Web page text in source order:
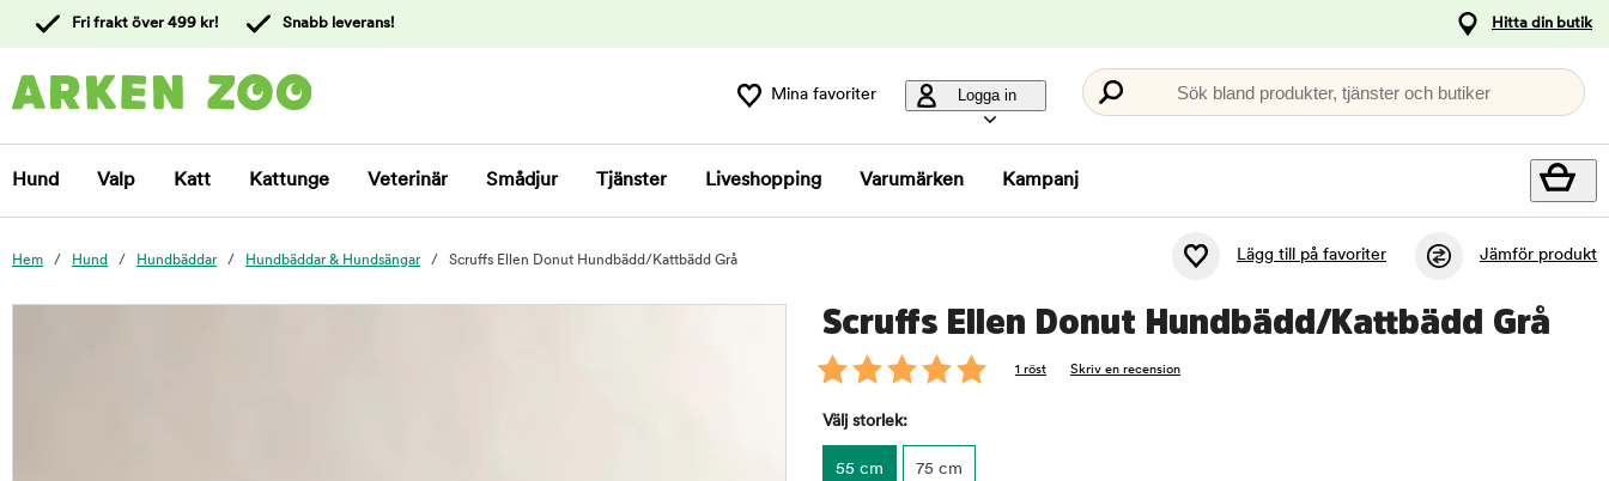
kundtjänst
Fri frakt över 499 kr! Snabb leverans! Hitta din butik
Mina favoriter Logga in Sök bland produkter, tjänster och butiker
Hund Valp Katt Kattunge Veterinär Smådjur Tjänster Liveshopping Varumärken Kampanj
Hem Hund Hundbäddar Hundbäddar & Hundsängar Scruffs Ellen Donut Hundbädd/Kattbädd Grå Lägg till på favoriter Jämför produkt
Scruffs Ellen Donut Hundbädd/Kattbädd Grå
1 röst Skriv en recension
Välj storlek:
55 cm 75 cm